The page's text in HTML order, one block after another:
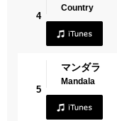
4
Country
5
マンダラ
Mandala